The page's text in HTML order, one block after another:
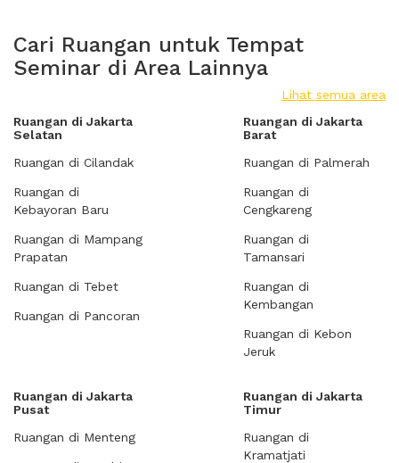
Cari Ruangan untuk Tempat
Seminar di Area Lainnya
Lihat semua area
Ruangan di Jakarta
Selatan
Ruangan di Cilandak
Ruangan di
Kebayoran Baru
Ruangan di Mampang
Prapatan
Ruangan di Tebet
Ruangan di Pancoran
Ruangan di Jakarta
Barat
Ruangan di Palmerah
Ruangan di
Cengkareng
Ruangan di
Tamansari
Ruangan di
Kembangan
Ruangan di Kebon
Jeruk
Ruangan di Jakarta
Pusat
Ruangan di Menteng
Ruangan di Jakarta
Timur
Ruangan di
Kramatjati